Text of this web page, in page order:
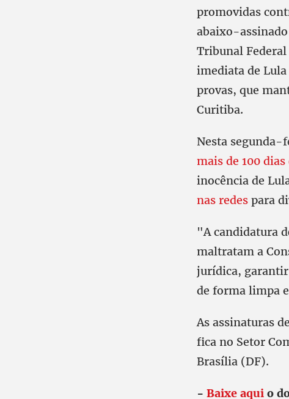
promovidas
abaixo-
Tribunal Federal
imediata de
provas, que
Curitiba.
Nesta segunda-
mais de 100
inocência de
nas redes para
"A candidatura
maltratam a
jurídica, garantir
de forma limpa
As assinaturas
fica no Setor
Brasília (DF).
- Baixe aqui o